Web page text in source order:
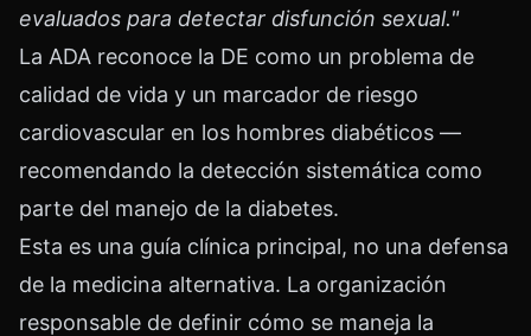
evaluados para detectar disfunción sexual."
La ADA reconoce la DE como un problema de
calidad de vida y un marcador de riesgo
cardiovascular en los hombres diabéticos —
recomendando la detección sistemática como
parte del manejo de la diabetes.
Esta es una guía clínica principal, no una defensa
de la medicina alternativa. La organización
responsable de definir cómo se maneja la